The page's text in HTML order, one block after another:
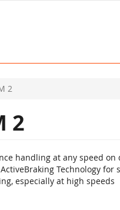
2
2
handling at any speed on
Technology
especially at high speeds